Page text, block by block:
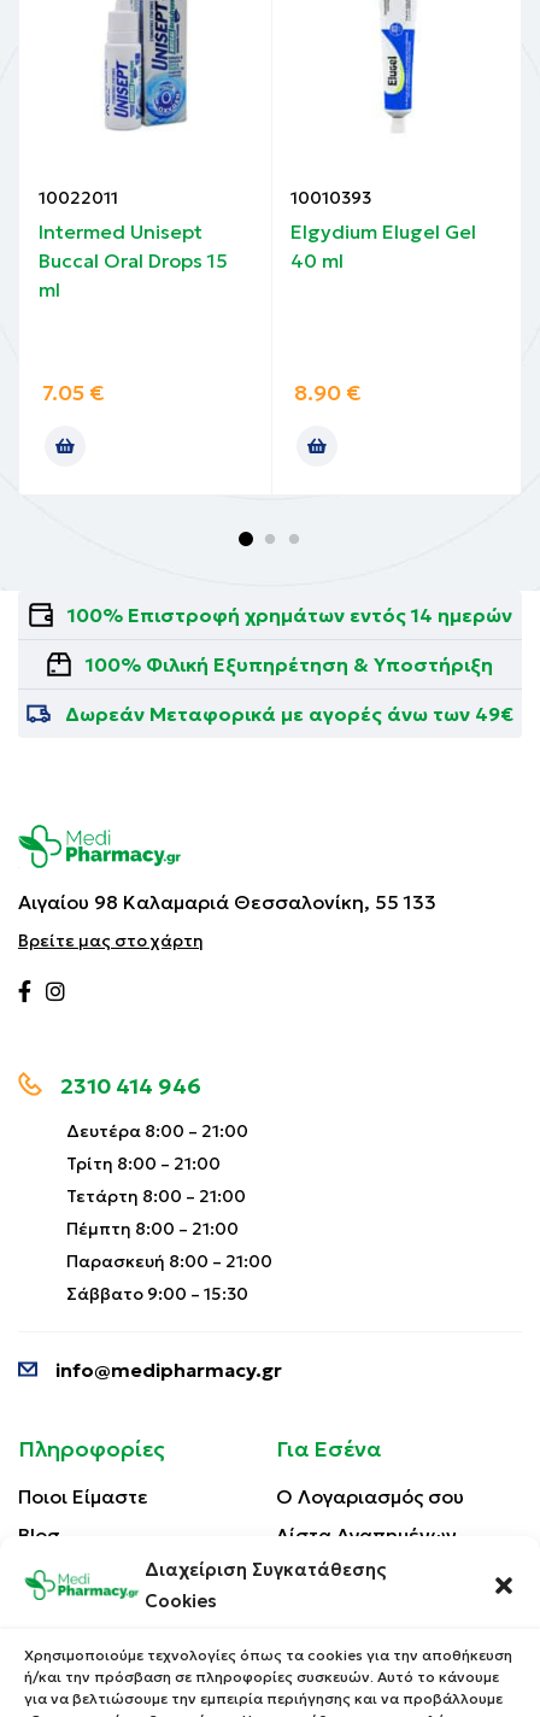
Διαχείριση Συγκατάθεσης
Cookies
Χρησιμοποιούμε τεχνολογίες όπως τα cookies για την αποθήκευση
ή/και την πρόσβαση σε πληροφορίες συσκευών. Αυτό το κάνουμε
για να βελτιώσουμε την εμπειρία περιήγησης και να προβάλλουμε
10022011
Intermed Unisept
Buccal Oral Drops 15
ml
7.05 €
10010393
Elgydium Elugel Gel
40 ml
8.90 €
100% Επιστροφή χρημάτων εντός 14 ημερών
100% Φιλική Εξυπηρέτηση & Υποστήριξη
Δωρεάν Μεταφορικά με αγορές άνω των 49€
Αιγαίου 98 Καλαμαριά Θεσσαλονίκη, 55 133
Βρείτε μας στο χάρτη
2310 414 946
Δευτέρα 8:00 – 21:00
Τρίτη 8:00 – 21:00
Τετάρτη 8:00 – 21:00
Πέμπτη 8:00 – 21:00
Παρασκευή 8:00 – 21:00
Σάββατο 9:00 – 15:30
info@medipharmacy.gr
Πληροφορίες
Ποιοι Είμαστε
Blog
Επικοινωνία
Πολιτική Απορρήτου
Για Εσένα
Ο Λογαριασμός σου
Λίστα Αγαπημένων
Οι Παραγγελίες σου
Κέρδισε Κουπόνι
Έκπτωσης